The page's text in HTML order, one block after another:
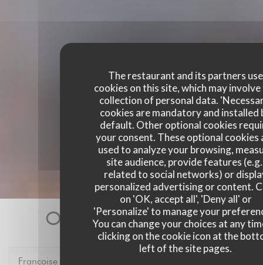
The restaurant and its partners use
cookies on this site, which may
collection of personal data.
cookies are mandatory and installed
default. Other optional cookies
your consent. These optional cookies
used to analyze your browsing,
site audience, provide features
related to social networks) or
personalized advertising or content.
on 'OK, accept all', 'Deny all' or
'Personalize' to manage your
You can change your choices at any
clicking on the cookie icon at the
left of the site pages.
Our customer ratings
Francoise